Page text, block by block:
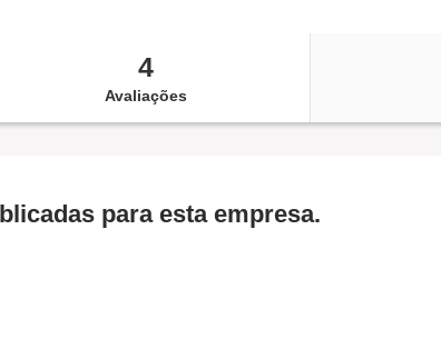
4
Avaliações
para esta empresa.